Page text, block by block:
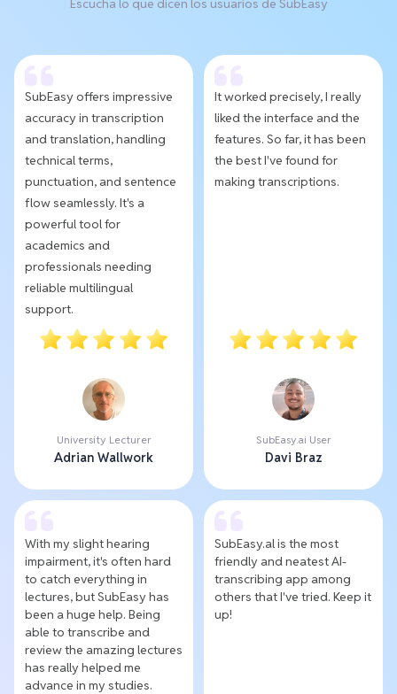
Escucha lo que dicen los usuarios de SubEasy
SubEasy offers impressive
accuracy in transcription
and translation, handling
technical terms,
punctuation, and sentence
flow seamlessly. It's a
powerful tool for
academics and
professionals needing
reliable multilingual
support.
University Lecturer
Adrian Wallwork
It worked precisely, I really
liked the interface and the
features. So far, it has been
the best I've found for
making transcriptions.
SubEasy.ai User
Davi Braz
With my slight hearing
impairment, it's often hard
to catch everything in
lectures, but SubEasy has
been a huge help. Being
able to transcribe and
review the amazing lectures
has really helped me
advance in my studies.
SubEasy.al is the most
friendly and neatest AI-
transcribing app among
others that I've tried. Keep it
up!